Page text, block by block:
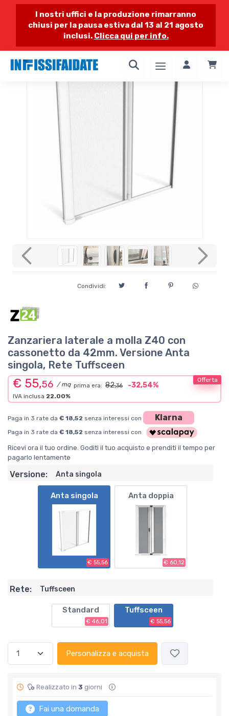
I nostri uffici e la produzione rimarranno
chiusi per la pausa estiva dal 13 al 21 agosto
inclusi. Clicca qui per info.
Previous Next
Condividi:
Zanzariera laterale a molla Z40 con
cassonetto da 42mm. Versione Anta
singola, Rete Tuffsceen
Offerta
€ 55,56 / mq prima era: 82,36 -32,54%
IVA inclusa 22.00%
Paga in 3 rate da € 18,52 senza interessi con Klarna
Paga in 3 rate da € 18,52 senza interessi con
Ricevi ora il tuo ordine. Goditi il tuo acquisto e prenditi il tempo per
pagarlo lentamente
Versione: Anta singola
Anta singola
€ 55,56
Anta doppia
€ 60,12
Rete: Tuffsceen
Standard
€ 46,01
Tuffsceen
€ 55,56
Personalizza e acquista
Realizzato in 3 giorni
Fai una domanda